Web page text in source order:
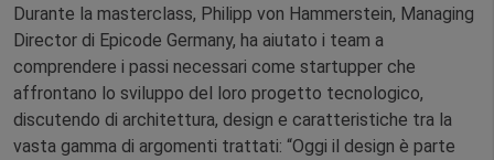
Durante la masterclass, Philipp von Hammerstein, Managing
Director di Epicode Germany, ha aiutato i team a
comprendere i passi necessari come startupper che
affrontano lo sviluppo del loro progetto tecnologico,
discutendo di architettura, design e caratteristiche tra la
vasta gamma di argomenti trattati: “Oggi il design è parte